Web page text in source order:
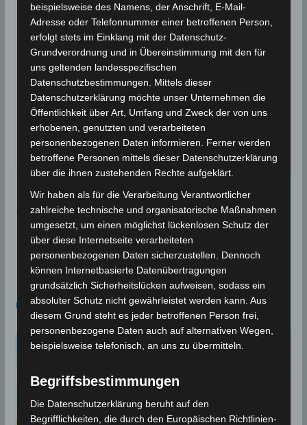
Für die Nutzung von Google Adsense (Google Ireland
Limited, Gordon House, Barrow Street, Dublin, D04 E5W5,
Ireland) benötigen wir laut DSGVO Ihre Zustimmung. Es
werden seitens Google Adsense personenbezogene
Daten erhoben, verarbeitet und gespeichert. Welche
Daten genau entnehmen Sie bitte den
Datenschutzbedingungen.
Google Adsense ist deaktiviert.
✓ Erlauben
01.02.2016: Leichtes Erdbeben im Golf vor Hamma
met (M3,0)
Besteht eine Tsunamigefahr am sizilianischen Ätn
Das könnte dir auch gefallen
beispielsweise des Namens, der Anschrift, E-Mail-
Adresse oder Telefonnummer einer betroffenen Person,
erfolgt stets im Einklang mit der Datenschutz-
Grundverordnung und in Übereinstimmung mit den für
uns geltenden landesspezifischen
Datenschutzbestimmungen. Mittels dieser
Datenschutzerklärung möchte unser Unternehmen die
Öffentlichkeit über Art, Umfang und Zweck der von uns
erhobenen, genutzten und verarbeiteten
personenbezogenen Daten informieren. Ferner werden
betroffene Personen mittels dieser Datenschutzerklärung
über die ihnen zustehenden Rechte aufgeklärt.
Wir haben als für die Verarbeitung Verantwortlicher
zahlreiche technische und organisatorische Maßnahmen
umgesetzt, um einen möglichst lückenlosen Schutz der
über diese Internetseite verarbeiteten
personenbezogenen Daten sicherzustellen. Dennoch
können Internetbasierte Datenübertragungen
grundsätzlich Sicherheitslücken aufweisen, sodass ein
absoluter Schutz nicht gewährleistet werden kann. Aus
diesem Grund steht es jeder betroffenen Person frei,
personenbezogene Daten auch auf alternativen Wegen,
beispielsweise telefonisch, an uns zu übermitteln.
Begriffsbestimmungen
Die Datenschutzerklärung beruht auf den
Begrifflichkeiten, die durch den Europäischen Richtlinien-